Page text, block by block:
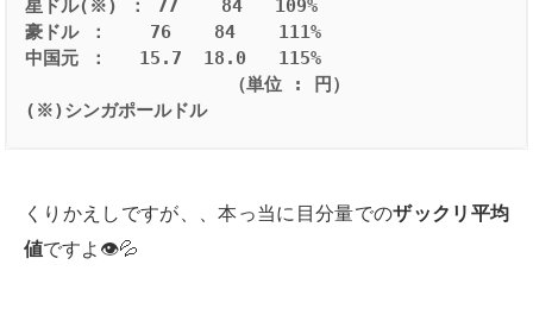
星ドル(※) ： 77    84   109%
豪ドル ：    76    84    111%
中国元 ：   15.7  18.0   115%
（単位 : 円）
(※)シンガポールドル
くりかえしですが、、本っ当に目分量でのザックリ平均
値ですよ👁💦